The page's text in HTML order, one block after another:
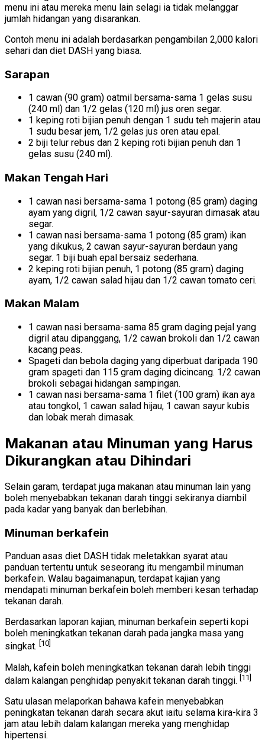
menu ini atau mereka menu lain selagi ia tidak melanggar
jumlah hidangan yang disarankan.
Contoh menu ini adalah berdasarkan pengambilan 2,000 kalori
sehari dan diet DASH yang biasa.
Sarapan
1 cawan (90 gram) oatmil bersama-sama 1 gelas susu
(240 ml) dan 1/2 gelas (120 ml) jus oren segar.
1 keping roti bijian penuh dengan 1 sudu teh majerin atau
1 sudu besar jem, 1/2 gelas jus oren atau epal.
2 biji telur rebus dan 2 keping roti bijian penuh dan 1
gelas susu (240 ml).
Makan Tengah Hari
1 cawan nasi bersama-sama 1 potong (85 gram) daging
ayam yang digril, 1/2 cawan sayur-sayuran dimasak atau
segar.
1 cawan nasi bersama-sama 1 potong (85 gram) ikan
yang dikukus, 2 cawan sayur-sayuran berdaun yang
segar. 1 biji buah epal bersaiz sederhana.
2 keping roti bijian penuh, 1 potong (85 gram) daging
ayam, 1/2 cawan salad hijau dan 1/2 cawan tomato ceri.
Makan Malam
1 cawan nasi bersama-sama 85 gram daging pejal yang
digril atau dipanggang, 1/2 cawan brokoli dan 1/2 cawan
kacang peas.
Spageti dan bebola daging yang diperbuat daripada 190
gram spageti dan 115 gram daging dicincang. 1/2 cawan
brokoli sebagai hidangan sampingan.
1 cawan nasi bersama-sama 1 filet (100 gram) ikan aya
atau tongkol, 1 cawan salad hijau, 1 cawan sayur kubis
dan lobak merah dimasak.
Makanan atau Minuman yang Harus
Dikurangkan atau Dihindari
Selain garam, terdapat juga makanan atau minuman lain yang
boleh menyebabkan tekanan darah tinggi sekiranya diambil
pada kadar yang banyak dan berlebihan.
Minuman berkafein
Panduan asas diet DASH tidak meletakkan syarat atau
panduan tertentu untuk seseorang itu mengambil minuman
berkafein. Walau bagaimanapun, terdapat kajian yang
mendapati minuman berkafein boleh memberi kesan terhadap
tekanan darah.
Berdasarkan laporan kajian, minuman berkafein seperti kopi
boleh meningkatkan tekanan darah pada jangka masa yang
singkat. [10]
Malah, kafein boleh meningkatkan tekanan darah lebih tinggi
dalam kalangan penghidap penyakit tekanan darah tinggi. [11]
Satu ulasan melaporkan bahawa kafein menyebabkan
peningkatan tekanan darah secara akut iaitu selama kira-kira 3
jam atau lebih dalam kalangan mereka yang menghidap
hipertensi.